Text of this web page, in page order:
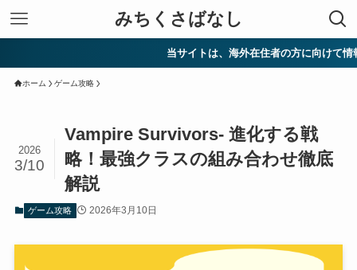
みちくさばなし
当サイトは、海外在住者の方に向けて情報を発信
ホーム ゲーム攻略
Vampire Survivors- 進化する戦
略！最強クラスの組み合わせ徹底
解説
2026
3/10
ゲーム攻略 2026年3月10日